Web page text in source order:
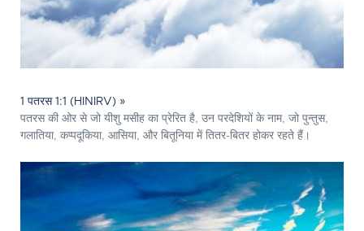
1 पतरस 1:1 (HINIRV) »
पतरस की ओर से जो यीशु मसीह का प्रेरित है, उन परदेशियों के नाम, जो पुन्तुस,
गलातिया, कप्पदूकिया, आसिया, और बितूनिया में तितर-बितर होकर रहते हैं।